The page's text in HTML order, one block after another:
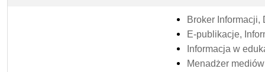
Broker Informacji,
E-publikacje,
Informacja w
Menadżer